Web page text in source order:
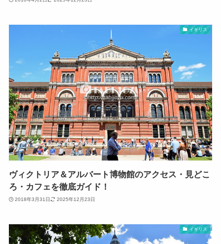
イギリス
ヴィクトリア＆アルバート博物館のアクセス・見どこ
ろ・カフェを徹底ガイド！
2018年3月31日 2025年12月23日
イギリス